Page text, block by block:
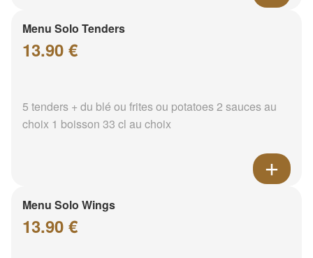
Menu Solo Tenders
13.90 €
5 tenders + du blé ou frites ou potatoes 2 sauces au
choix 1 boisson 33 cl au choix
Menu Solo Wings
13.90 €